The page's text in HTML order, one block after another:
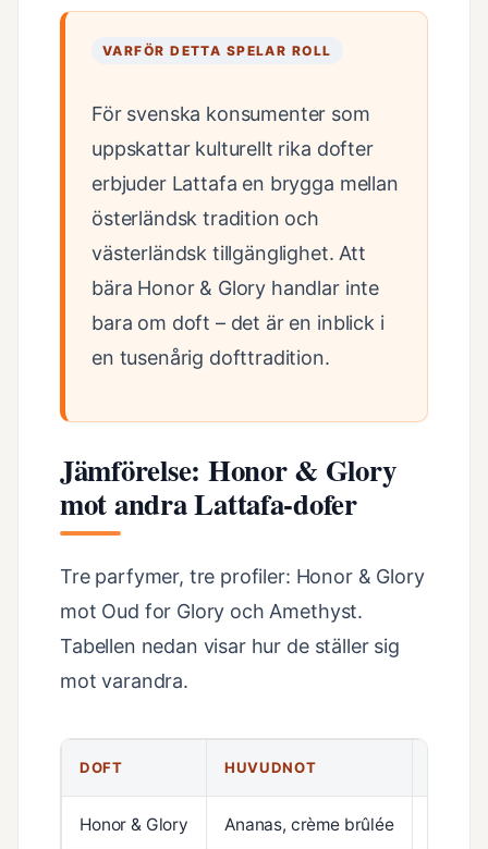
VARFÖR DETTA SPELAR ROLL
För svenska konsumenter som
uppskattar kulturellt rika dofter
erbjuder Lattafa en brygga mellan
österländsk tradition och
västerländsk tillgänglighet. Att
bära Honor & Glory handlar inte
bara om doft – det är en inblick i
en tusenårig dofttradition.
Jämförelse: Honor & Glory
mot andra Lattafa-dofer
Tre parfymer, tre profiler: Honor & Glory
mot Oud for Glory och Amethyst.
Tabellen nedan visar hur de ställer sig
mot varandra.
DOFT HUVUDNOT
Honor & Glory Ananas, crème brûlée